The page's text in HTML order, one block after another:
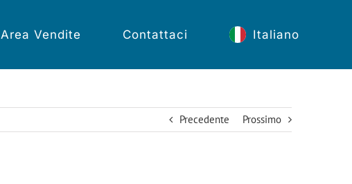
Area Vendite Contattaci Italiano
Precedente Prossimo